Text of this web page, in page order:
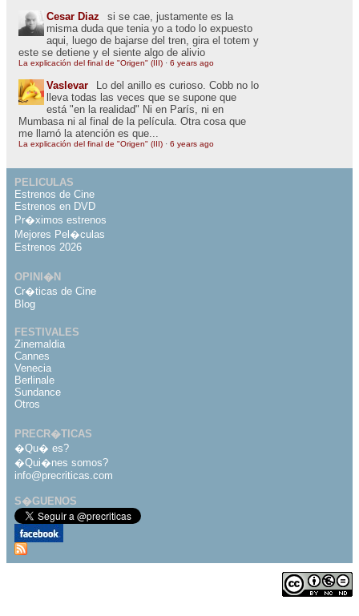
Cesar Diaz
si se cae, justamente es la
misma duda que tenia yo a todo lo expuesto
aqui, luego de bajarse del tren, gira el totem y
este se detiene y el siente algo de alivio
La explicación del final de "Origen" (III) · 6 years ago
Vaslevar
Lo del anillo es curioso. Cobb no lo
lleva todas las veces que se supone que
está "en la realidad" Ni en París, ni en
Mumbasa ni al final de la película. Otra cosa que
me llamó la atención es que...
La explicación del final de "Origen" (III) · 6 years ago
PELICULAS
Estrenos de Cine
Estrenos en DVD
Pr�ximos estrenos
Mejores Pel�culas
Estrenos 2026
OPINI�N
Cr�ticas de Cine
Blog
FESTIVALES
Zinemaldia
Cannes
Venecia
Berlinale
Sundance
Otros
PRECR�TICAS
�Qu� es?
�Qui�nes somos?
info@precriticas.com
S�GUENOS